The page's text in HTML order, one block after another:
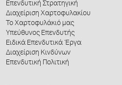
Επενδυτική Στρατηγική
Διαχείριση Χαρτοφυλακίου
Το Χαρτοφυλάκιό μας
Υπεύθυνος Επενδυτής
Ειδικά Επενδυτικά Έργα
Διαχείριση Κινδύνων
Επενδυτική Πολιτική